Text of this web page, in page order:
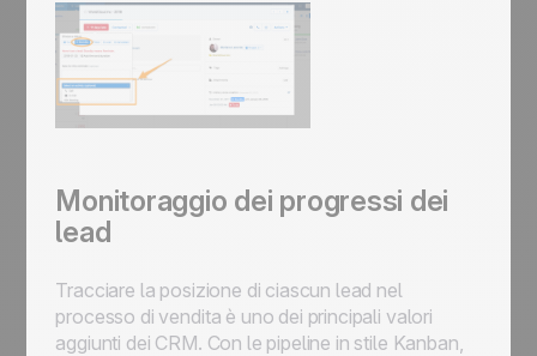
Monitoraggio dei progressi dei
lead
Tracciare la posizione di ciascun lead nel
processo di vendita è uno dei principali valori
aggiunti dei CRM. Con le pipeline in stile Kanban,